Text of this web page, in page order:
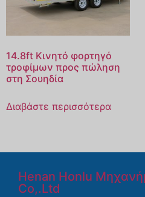
14.8ft Κινητό φορτηγό
τροφίμων προς πώληση
στη Σουηδία
Διαβάστε περισσότερα
Henan Honlu
Co,.Ltd